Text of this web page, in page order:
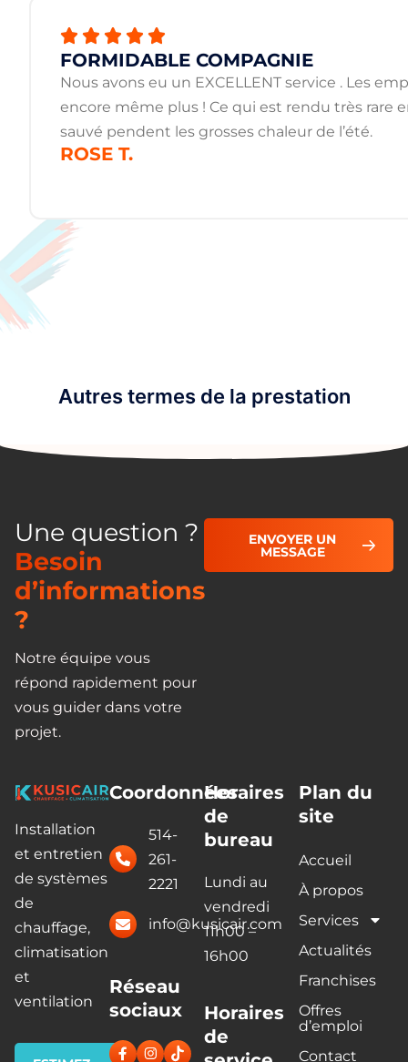
FORMIDABLE COMPAGNIE
Nous avons eu un EXCELLENT service . Les
encore même plus ! Ce qui est rendu très rare
sauvé pendent les grosses chaleur de l’été.
ROSE T.
Autres termes de la prestation
Une question ?
Besoin
d’informations
?
Notre équipe vous
répond rapidement pour
vous guider dans votre
projet.
ENVOYER UN
MESSAGE
Installation
et entretien
de systèmes
de
chauffage,
climatisation
et
ventilation
Coordonnées
514-
261-
2221
info@kusicair.com
Réseau
sociaux
Horaires
de
bureau
Lundi au
vendredi
11h00 –
16h00
Horaires
de
Plan du
site
Accueil
À propos
Services
Actualités
Franchises
Offres
d’emploi
Contact